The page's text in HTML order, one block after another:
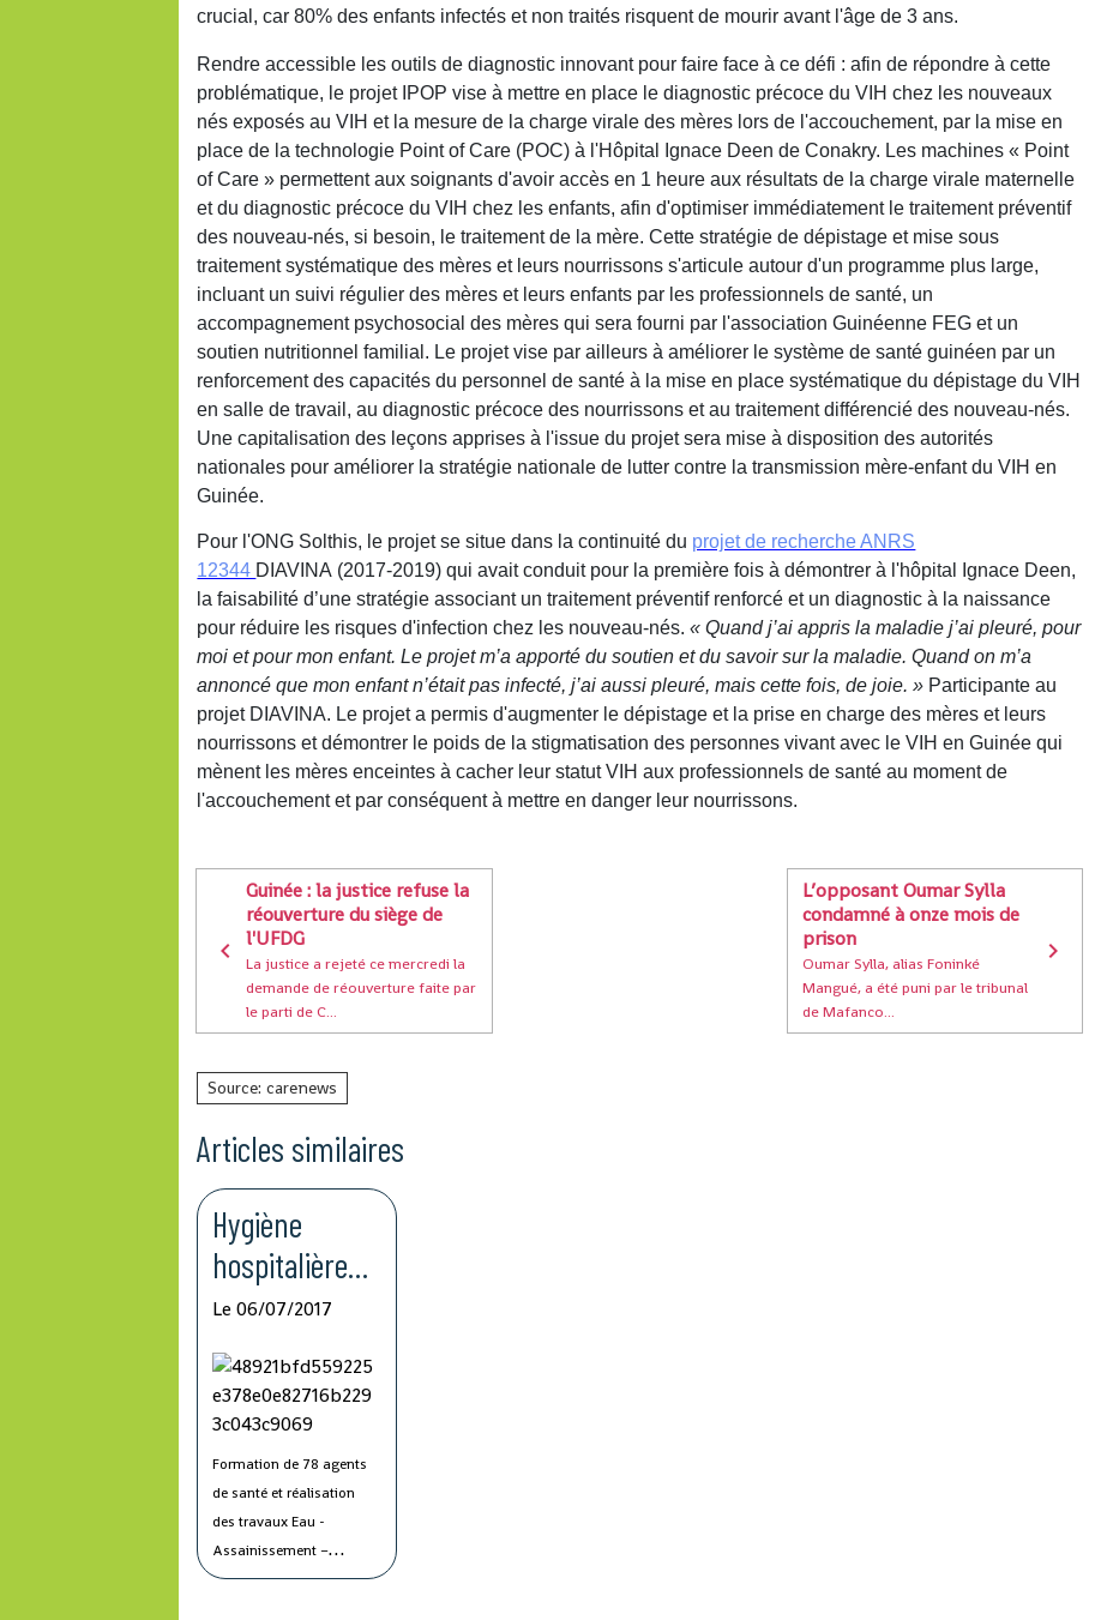
crucial, car 80% des enfants infectés et non traités risquent de mourir avant l'âge de 3 ans.
Rendre accessible les outils de diagnostic innovant pour faire face à ce défi : afin de répondre à cette
problématique, le projet IPOP vise à mettre en place le diagnostic précoce du VIH chez les nouveaux
nés exposés au VIH et la mesure de la charge virale des mères lors de l'accouchement, par la mise en
place de la technologie Point of Care (POC) à l'Hôpital Ignace Deen de Conakry. Les machines « Point
of Care » permettent aux soignants d'avoir accès en 1 heure aux résultats de la charge virale maternelle
et du diagnostic précoce du VIH chez les enfants, afin d'optimiser immédiatement le traitement préventif
des nouveau-nés, si besoin, le traitement de la mère. Cette stratégie de dépistage et mise sous
traitement systématique des mères et leurs nourrissons s'articule autour d'un programme plus large,
incluant un suivi régulier des mères et leurs enfants par les professionnels de santé, un
accompagnement psychosocial des mères qui sera fourni par l'association Guinéenne FEG et un
soutien nutritionnel familial. Le projet vise par ailleurs à améliorer le système de santé guinéen par un
renforcement des capacités du personnel de santé à la mise en place systématique du dépistage du VIH
en salle de travail, au diagnostic précoce des nourrissons et au traitement différencié des nouveau-nés.
Une capitalisation des leçons apprises à l'issue du projet sera mise à disposition des autorités
nationales pour améliorer la stratégie nationale de lutter contre la transmission mère-enfant du VIH en
Guinée.
Pour l'ONG Solthis, le projet se situe dans la continuité du projet de recherche ANRS
12344 DIAVINA (2017-2019) qui avait conduit pour la première fois à démontrer à l'hôpital Ignace Deen,
la faisabilité d’une stratégie associant un traitement préventif renforcé et un diagnostic à la naissance
pour réduire les risques d'infection chez les nouveau-nés.« Quand j’ai appris la maladie j’ai pleuré, pour
moi et pour mon enfant. Le projet m’a apporté du soutien et du savoir sur la maladie. Quand on m’a
annoncé que mon enfant n’était pas infecté, j’ai aussi pleuré, mais cette fois, de joie. » Participante au
projet DIAVINA. Le projet a permis d'augmenter le dépistage et la prise en charge des mères et leurs
nourrissons et démontrer le poids de la stigmatisation des personnes vivant avec le VIH en Guinée qui
mènent les mères enceintes à cacher leur statut VIH aux professionnels de santé au moment de
l'accouchement et par conséquent à mettre en danger leur nourrissons.
Guinée : la justice refuse la
réouverture du siège de
l'UFDG
La justice a rejeté ce mercredi la
demande de réouverture faite par
le parti de C...
L’opposant Oumar Sylla
condamné à onze mois de
prison
Oumar Sylla, alias Foninké
Mangué, a été puni par le tribunal
de Mafanco...
Source: carenews
Articles similaires
Hygiène
hospitalière
en Guinée
Le 06/07/2017
Formation de 78 agents
de santé et réalisation
des travaux Eau -
Assainissement –
Hygiène dans le cadre du